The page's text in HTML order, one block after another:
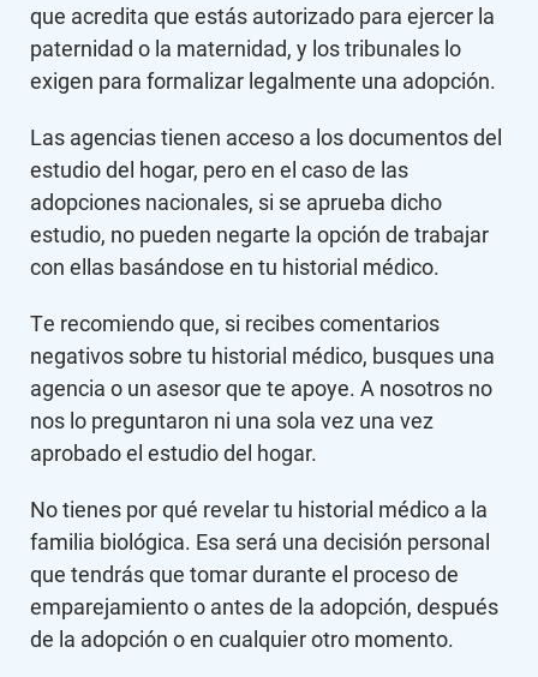
que acredita que estás autorizado para ejercer la
paternidad o la maternidad, y los tribunales lo
exigen para formalizar legalmente una adopción.
Las agencias tienen acceso a los documentos del
estudio del hogar, pero en el caso de las
adopciones nacionales, si se aprueba dicho
estudio, no pueden negarte la opción de trabajar
con ellas basándose en tu historial médico.
Te recomiendo que, si recibes comentarios
negativos sobre tu historial médico, busques una
agencia o un asesor que te apoye. A nosotros no
nos lo preguntaron ni una sola vez una vez
aprobado el estudio del hogar.
No tienes por qué revelar tu historial médico a la
familia biológica. Esa será una decisión personal
que tendrás que tomar durante el proceso de
emparejamiento o antes de la adopción, después
de la adopción o en cualquier otro momento.